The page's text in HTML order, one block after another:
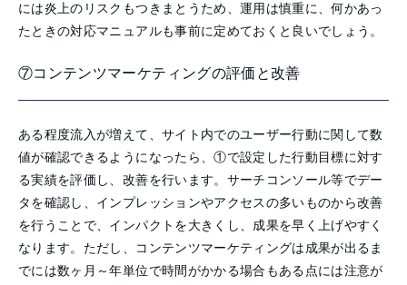
には炎上のリスクもつきまとうため、運用は慎重に、何かあっ
たときの対応マニュアルも事前に定めておくと良いでしょう。
⑦コンテンツマーケティングの評価と改善
ある程度流入が増えて、サイト内でのユーザー行動に関して数
値が確認できるようになったら、①で設定した行動目標に対す
る実績を評価し、改善を行います。サーチコンソール等でデー
タを確認し、インプレッションやアクセスの多いものから改善
を行うことで、インパクトを大きくし、成果を早く上げやすく
なります。ただし、コンテンツマーケティングは成果が出るま
でには数ヶ月～年単位で時間がかかる場合もある点には注意が